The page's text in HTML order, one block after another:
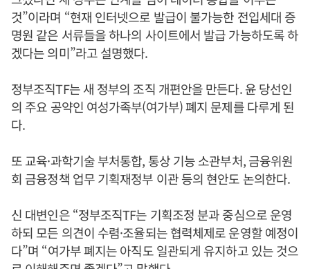
것”이라며 “현재 인터넷으로 발급이 불가능한 전입세대 증
명원 같은 서류들을 하나의 사이트에서 발급 가능하도록 하
겠다는 의미”라고 설명했다.
정부조직TF는 새 정부의 조직 개편안을 만든다. 윤 당선인
의 주요 공약인 여성가족부(여가부) 폐지 문제를 다루게 된
다.
또 교육·과학기술 부처통합, 통상 기능 소관부처, 금융위원
회 금융정책 업무 기획재정부 이관 등의 현안도 논의한다.
신 대변인은 “정부조직TF는 기획조정 분과 중심으로 운영
하되 모든 의견이 수렴·조율되는 협력체제로 운영할 예정이
다”며 “여가부 폐지는 아직도 일관되게 유지하고 있는 것으